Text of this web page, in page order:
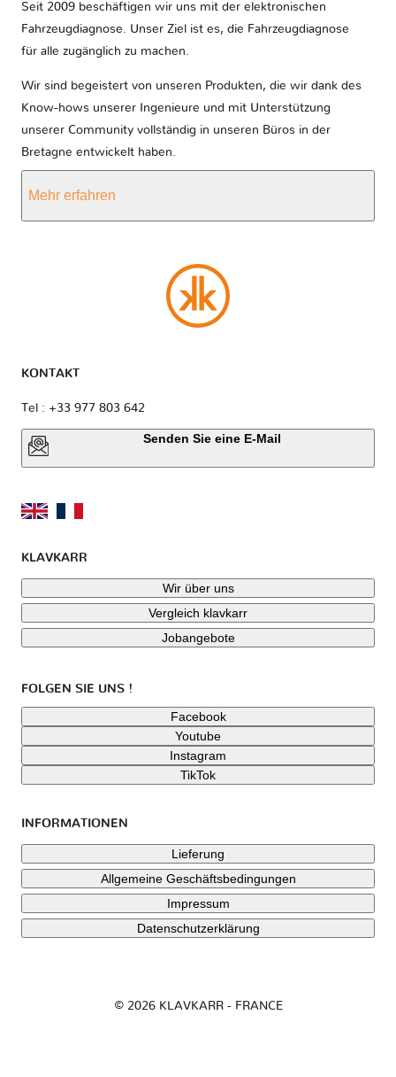
Seit 2009 beschäftigen wir uns mit der elektronischen
Fahrzeugdiagnose. Unser Ziel ist es, die Fahrzeugdiagnose
für alle zugänglich zu machen.
Wir sind begeistert von unseren Produkten, die wir dank des
Know-hows unserer Ingenieure und mit Unterstützung
unserer Community vollständig in unseren Büros in der
Bretagne entwickelt haben.
Mehr erfahren
KONTAKT
Tel : +33 977 803 642
Senden Sie eine E-Mail
KLAVKARR
Wir über uns
Vergleich klavkarr
Jobangebote
FOLGEN SIE UNS !
Facebook
Youtube
Instagram
TikTok
INFORMATIONEN
Lieferung
Allgemeine Geschäftsbedingungen
Impressum
Datenschutzerklärung
© 2026 KLAVKARR - FRANCE